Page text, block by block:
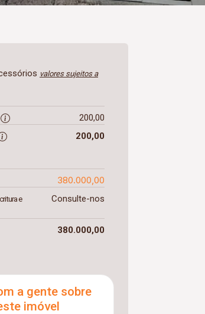
valores sujeitos a
200,00
200,00
380.000,00
e
Consulte-nos
380.000,00
a gente sobre
imóvel